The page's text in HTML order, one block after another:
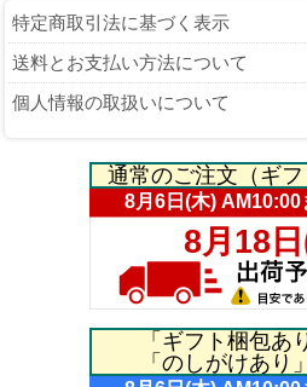
特定商取引法に基づく表示
送料とお支払い方法について
個人情報の取扱いについて
通常のご注文（ギフ
「ギフト梱包あ
「のしがけあり